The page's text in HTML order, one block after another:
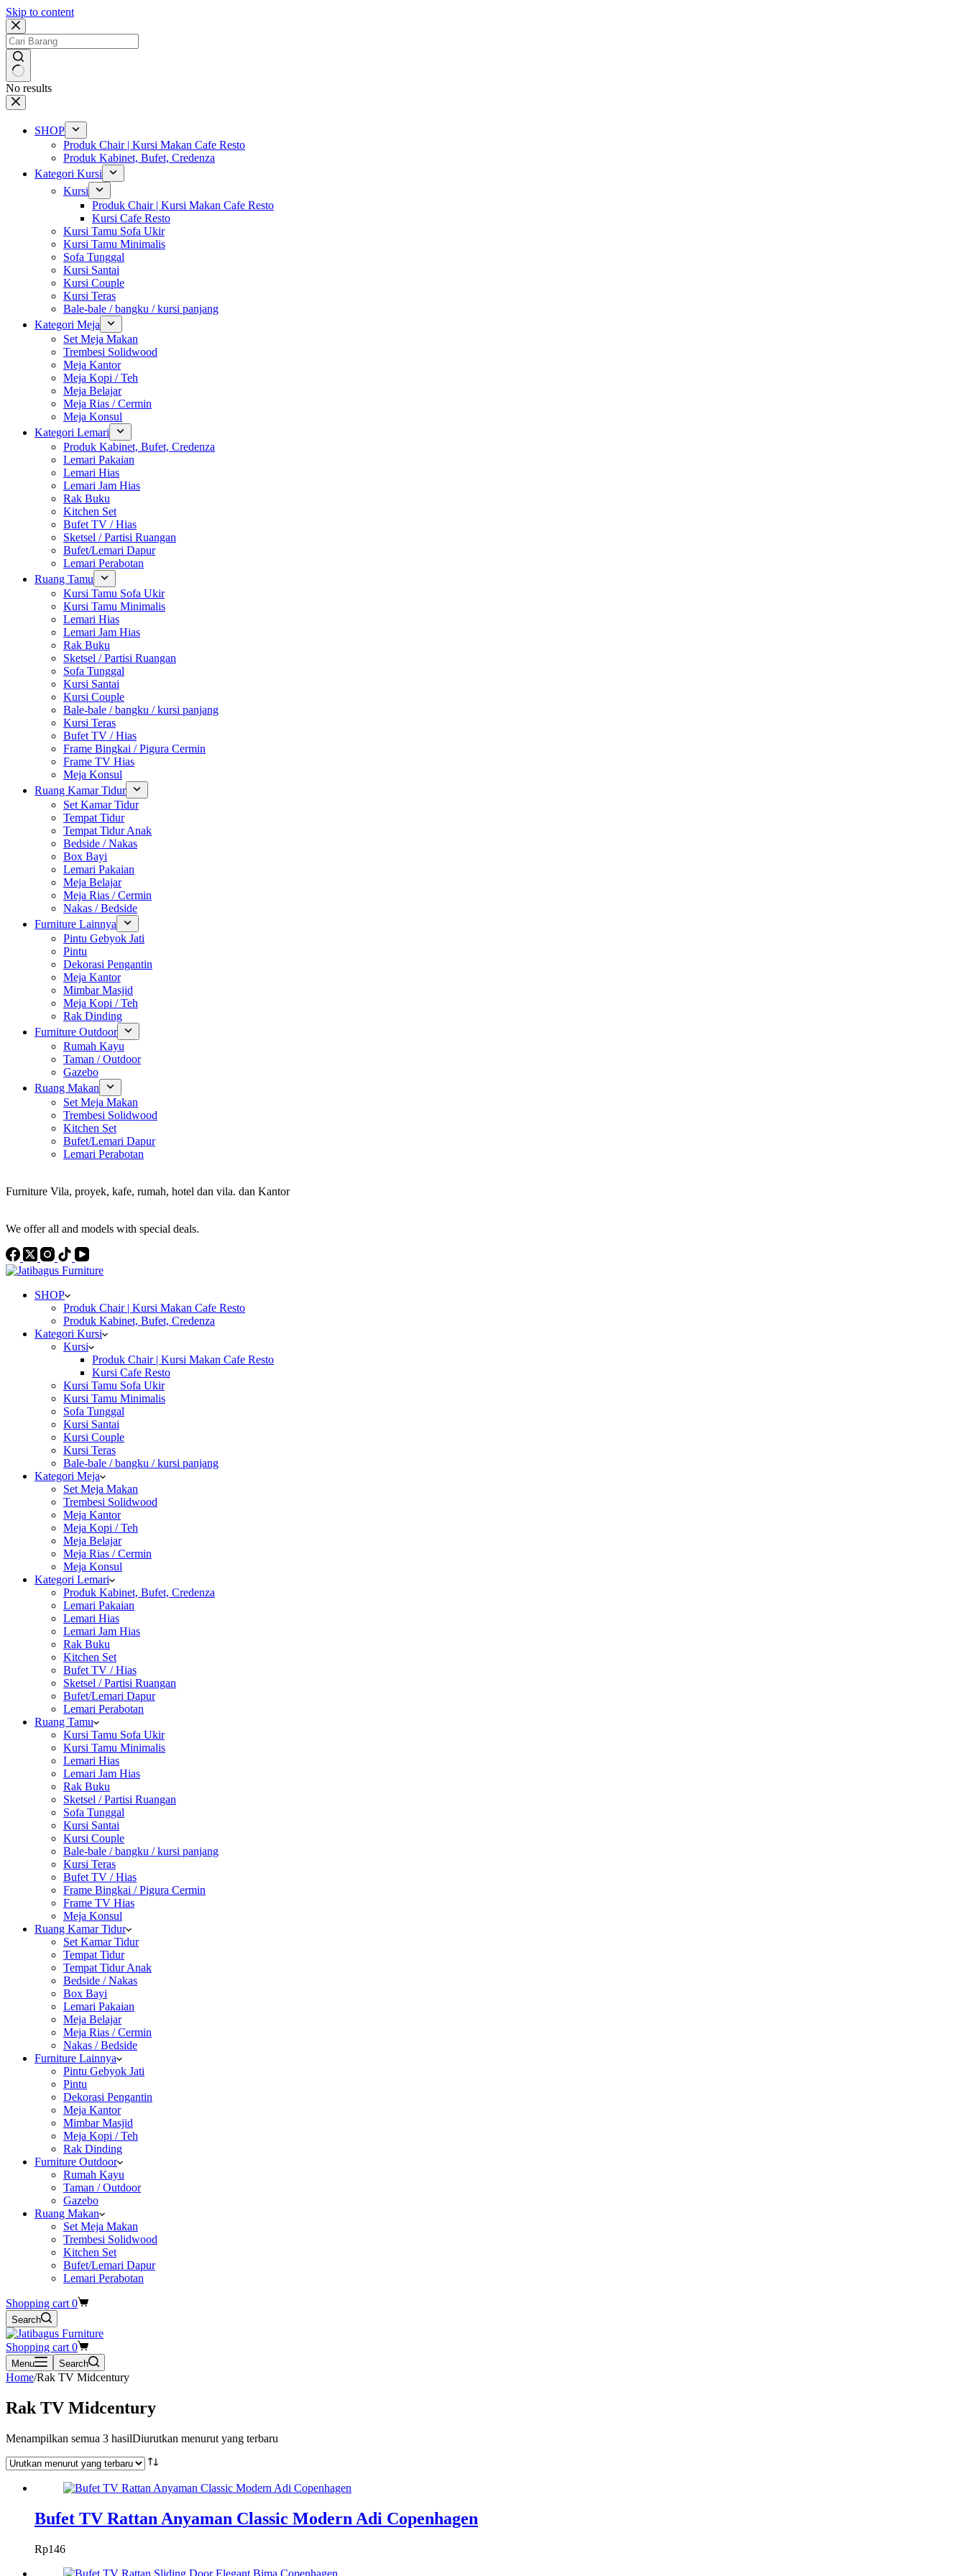
Skip to content
No results
SHOP
Produk Chair | Kursi Makan Cafe Resto
Produk Kabinet, Bufet, Credenza
Kategori Kursi
Kursi
Produk Chair | Kursi Makan Cafe Resto
Kursi Cafe Resto
Kursi Tamu Sofa Ukir
Kursi Tamu Minimalis
Sofa Tunggal
Kursi Santai
Kursi Couple
Kursi Teras
Bale-bale / bangku / kursi panjang
Kategori Meja
Set Meja Makan
Trembesi Solidwood
Meja Kantor
Meja Kopi / Teh
Meja Belajar
Meja Rias / Cermin
Meja Konsul
Kategori Lemari
Produk Kabinet, Bufet, Credenza
Lemari Pakaian
Lemari Hias
Lemari Jam Hias
Rak Buku
Kitchen Set
Bufet TV / Hias
Sketsel / Partisi Ruangan
Bufet/Lemari Dapur
Lemari Perabotan
Ruang Tamu
Kursi Tamu Sofa Ukir
Kursi Tamu Minimalis
Lemari Hias
Lemari Jam Hias
Rak Buku
Sketsel / Partisi Ruangan
Sofa Tunggal
Kursi Santai
Kursi Couple
Bale-bale / bangku / kursi panjang
Kursi Teras
Bufet TV / Hias
Frame Bingkai / Pigura Cermin
Frame TV Hias
Meja Konsul
Ruang Kamar Tidur
Set Kamar Tidur
Tempat Tidur
Tempat Tidur Anak
Bedside / Nakas
Box Bayi
Lemari Pakaian
Meja Belajar
Meja Rias / Cermin
Nakas / Bedside
Furniture Lainnya
Pintu Gebyok Jati
Pintu
Dekorasi Pengantin
Meja Kantor
Mimbar Masjid
Meja Kopi / Teh
Rak Dinding
Furniture Outdoor
Rumah Kayu
Taman / Outdoor
Gazebo
Ruang Makan
Set Meja Makan
Trembesi Solidwood
Kitchen Set
Bufet/Lemari Dapur
Lemari Perabotan
Furniture Vila, proyek, kafe, rumah, hotel dan vila. dan Kantor
We offer all and models with special deals.
SHOP
Produk Chair | Kursi Makan Cafe Resto
Produk Kabinet, Bufet, Credenza
Kategori Kursi
Kursi
Produk Chair | Kursi Makan Cafe Resto
Kursi Cafe Resto
Kursi Tamu Sofa Ukir
Kursi Tamu Minimalis
Sofa Tunggal
Kursi Santai
Kursi Couple
Kursi Teras
Bale-bale / bangku / kursi panjang
Kategori Meja
Set Meja Makan
Trembesi Solidwood
Meja Kantor
Meja Kopi / Teh
Meja Belajar
Meja Rias / Cermin
Meja Konsul
Kategori Lemari
Produk Kabinet, Bufet, Credenza
Lemari Pakaian
Lemari Hias
Lemari Jam Hias
Rak Buku
Kitchen Set
Bufet TV / Hias
Sketsel / Partisi Ruangan
Bufet/Lemari Dapur
Lemari Perabotan
Ruang Tamu
Kursi Tamu Sofa Ukir
Kursi Tamu Minimalis
Lemari Hias
Lemari Jam Hias
Rak Buku
Sketsel / Partisi Ruangan
Sofa Tunggal
Kursi Santai
Kursi Couple
Bale-bale / bangku / kursi panjang
Kursi Teras
Bufet TV / Hias
Frame Bingkai / Pigura Cermin
Frame TV Hias
Meja Konsul
Ruang Kamar Tidur
Set Kamar Tidur
Tempat Tidur
Tempat Tidur Anak
Bedside / Nakas
Box Bayi
Lemari Pakaian
Meja Belajar
Meja Rias / Cermin
Nakas / Bedside
Furniture Lainnya
Pintu Gebyok Jati
Pintu
Dekorasi Pengantin
Meja Kantor
Mimbar Masjid
Meja Kopi / Teh
Rak Dinding
Furniture Outdoor
Rumah Kayu
Taman / Outdoor
Gazebo
Ruang Makan
Set Meja Makan
Trembesi Solidwood
Kitchen Set
Bufet/Lemari Dapur
Lemari Perabotan
Shopping cart 0
Search
Shopping cart 0
Menu Search
Home/Rak TV Midcentury
Rak TV Midcentury
Menampilkan semua 3 hasilDiurutkan menurut yang terbaru
Bufet TV Rattan Anyaman Classic Modern Adi Copenhagen
Rp146